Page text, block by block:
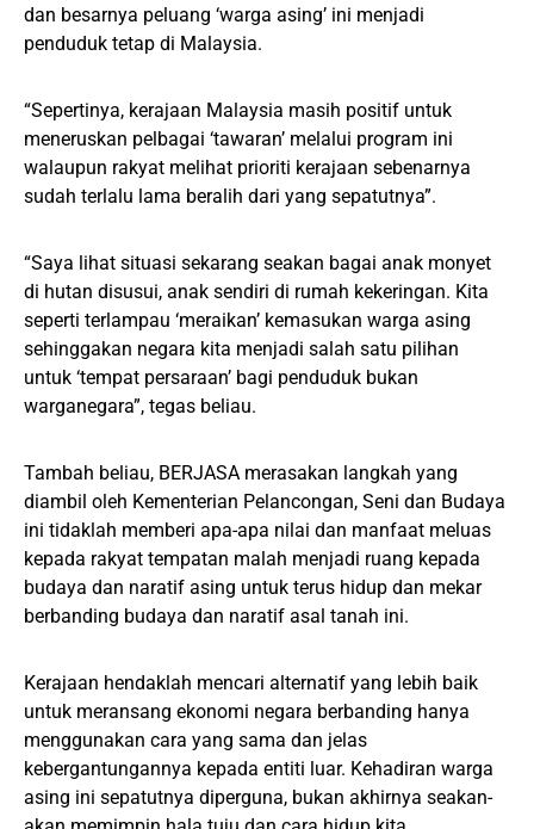
dan besarnya peluang ‘warga asing’ ini menjadi
penduduk tetap di Malaysia.
“Sepertinya, kerajaan Malaysia masih positif untuk
meneruskan pelbagai ‘tawaran’ melalui program ini
walaupun rakyat melihat prioriti kerajaan sebenarnya
sudah terlalu lama beralih dari yang sepatutnya”.
“Saya lihat situasi sekarang seakan bagai anak monyet
di hutan disusui, anak sendiri di rumah kekeringan. Kita
seperti terlampau ‘meraikan’ kemasukan warga asing
sehinggakan negara kita menjadi salah satu pilihan
untuk ‘tempat persaraan’ bagi penduduk bukan
warganegara”, tegas beliau.
Tambah beliau, BERJASA merasakan langkah yang
diambil oleh Kementerian Pelancongan, Seni dan Budaya
ini tidaklah memberi apa-apa nilai dan manfaat meluas
kepada rakyat tempatan malah menjadi ruang kepada
budaya dan naratif asing untuk terus hidup dan mekar
berbanding budaya dan naratif asal tanah ini.
Kerajaan hendaklah mencari alternatif yang lebih baik
untuk meransang ekonomi negara berbanding hanya
menggunakan cara yang sama dan jelas
kebergantungannya kepada entiti luar. Kehadiran warga
asing ini sepatutnya diperguna, bukan akhirnya seakan-